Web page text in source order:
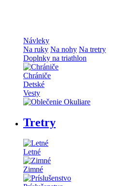
Návleky
Na ruky Na nohy Na tretry
Doplnky na triathlon
Chrániče
Detské
Vesty
Tretry
Letné
Zimné